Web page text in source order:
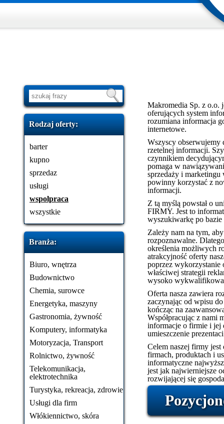
Rodzaj oferty:
barter
kupno
sprzedaz
usługi
wspolpraca
wszystkie
Branża:
Biuro, wnętrza
Budownictwo
Chemia, surowce
Energetyka, maszyny
Gastronomia, żywność
Komputery, informatyka
Motoryzacja, Transport
Rolnictwo, żywność
Telekomunikacja,
elektrotechnika
Turystyka, rekreacja, zdrowie
Usługi dla firm
Włókiennictwo, skóra
Makromedia Sp. z o.o.
oferujących system
rozumiana informacja
internetowe.
Wszyscy obserwujemy
rzetelnej informacji.
czynnikiem
pomaga w
sprzedaży i
powinny korzystać z
informacji.
Z tą myślą powstał o
FIRMY. Jest to
wyszukiwarkę po bazie
Zależy nam na tym,
rozpoznawalne.
określenia możliwych
atrakcyjność oferty
poprzez wykorzystanie
właściwej strategii
wysoko
Oferta nasza zawiera
zaczynając od wpisu
kończąc na
Współpracując z nami
informacje o firmie i jej
umieszczenie
Celem naszej firmy
firmach, produktach i
informatyczne
jest jak najwierniejsze
rozwijającej się